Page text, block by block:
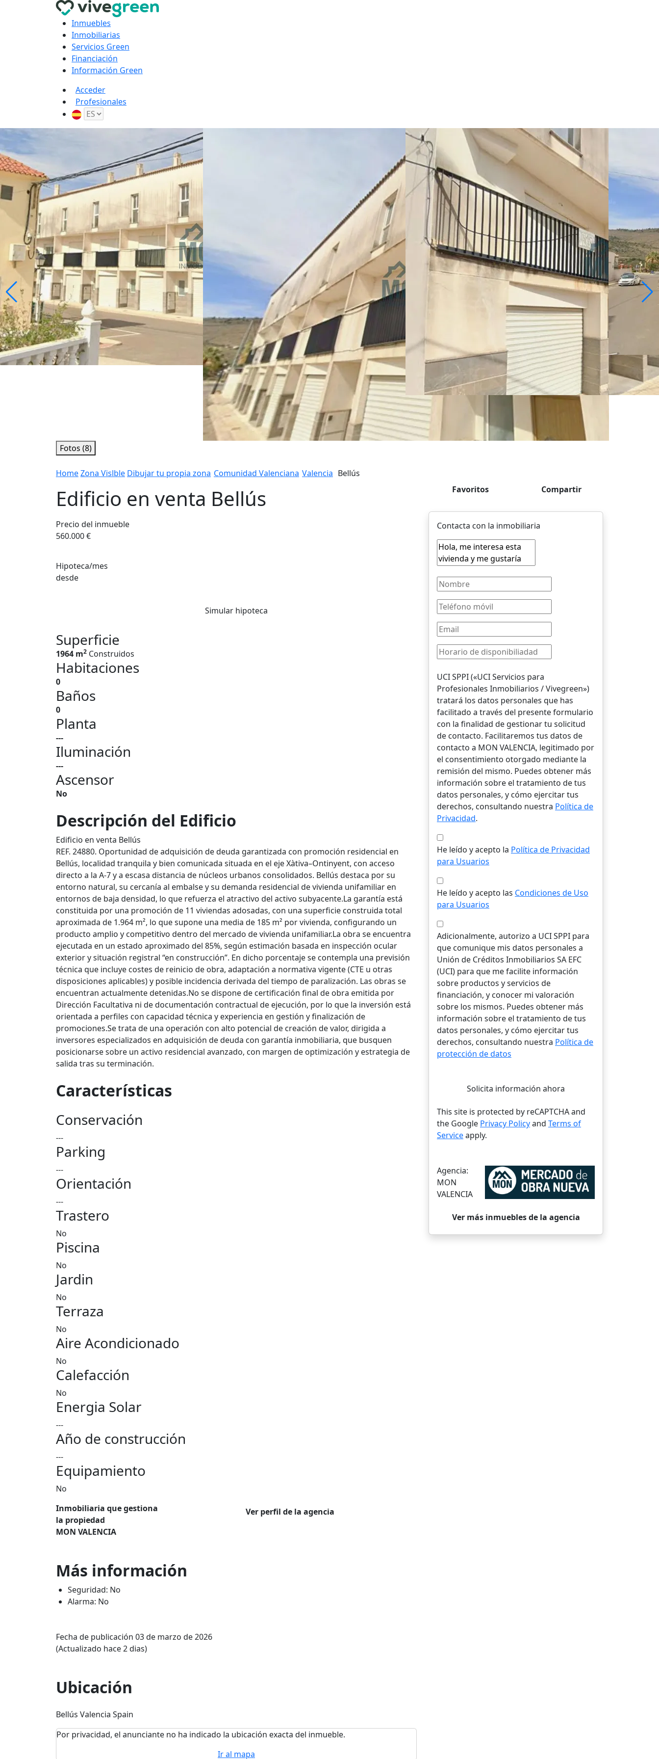
Inmuebles
Inmobiliarias
Servicios Green
Financiación
Información Green
Acceder
Profesionales
Fotos (8)
HomeZona Vislble Dibujar tu propia zona Comunidad Valenciana Valencia Bellús
Edificio en venta Bellús
Precio del inmueble
560.000 €
Hipoteca/mes
desde
Simular hipoteca
Superficie
1964 m2 Construidos
Habitaciones
0
Baños
0
Planta
---
Iluminación
---
Ascensor
No
Descripción del Edificio
Edificio en venta Bellús
REF. 24880. Oportunidad de adquisición de deuda garantizada con promoción residencial en
Bellús, localidad tranquila y bien comunicada situada en el eje Xàtiva–Ontinyent, con acceso
directo a la A-7 y a escasa distancia de núcleos urbanos consolidados. Bellús destaca por su
entorno natural, su cercanía al embalse y su demanda residencial de vivienda unifamiliar en
entornos de baja densidad, lo que refuerza el atractivo del activo subyacente.La garantía está
constituida por una promoción de 11 viviendas adosadas, con una superficie construida total
aproximada de 1.964 m², lo que supone una media de 185 m² por vivienda, configurando un
producto amplio y competitivo dentro del mercado de vivienda unifamiliar.La obra se encuentra
ejecutada en un estado aproximado del 85%, según estimación basada en inspección ocular
exterior y situación registral “en construcción”. En dicho porcentaje se contempla una previsión
técnica que incluye costes de reinicio de obra, adaptación a normativa vigente (CTE u otras
disposiciones aplicables) y posible incidencia derivada del tiempo de paralización. Las obras se
encuentran actualmente detenidas.No se dispone de certificación final de obra emitida por
Dirección Facultativa ni de documentación contractual de ejecución, por lo que la inversión está
orientada a perfiles con capacidad técnica y experiencia en gestión y finalización de
promociones.Se trata de una operación con alto potencial de creación de valor, dirigida a
inversores especializados en adquisición de deuda con garantía inmobiliaria, que busquen
posicionarse sobre un activo residencial avanzado, con margen de optimización y estrategia de
salida tras su terminación.
Características
Conservación
---
Parking
---
Orientación
---
Trastero
No
Piscina
No
Jardin
No
Terraza
No
Aire Acondicionado
No
Calefacción
No
Energia Solar
---
Año de construcción
---
Equipamiento
No
Inmobiliaria que gestiona
la propiedad
MON VALENCIA
Ver perfil de la agencia
Más información
Seguridad: No
Alarma: No
Fecha de publicación 03 de marzo de 2026
(Actualizado hace 2 dias)
Ubicación
Bellús Valencia Spain
Por privacidad, el anunciante no ha indicado la ubicación exacta del inmueble.
Ir al mapa
Favoritos Compartir
Contacta con la inmobiliaria
UCI SPPI («UCI Servicios para
Profesionales Inmobiliarios / Vivegreen»)
tratará los datos personales que has
facilitado a través del presente formulario
con la finalidad de gestionar tu solicitud
de contacto. Facilitaremos tus datos de
contacto a MON VALENCIA, legitimado por
el consentimiento otorgado mediante la
remisión del mismo. Puedes obtener más
información sobre el tratamiento de tus
datos personales, y cómo ejercitar tus
derechos, consultando nuestra Política de
Privacidad.
He leído y acepto la Política de Privacidad
para Usuarios
He leído y acepto las Condiciones de Uso
para Usuarios
Adicionalmente, autorizo a UCI SPPI para
que comunique mis datos personales a
Unión de Créditos Inmobiliarios SA EFC
(UCI) para que me facilite información
sobre productos y servicios de
financiación, y conocer mi valoración
sobre los mismos. Puedes obtener más
información sobre el tratamiento de tus
datos personales, y cómo ejercitar tus
derechos, consultando nuestra Política de
protección de datos
Solicita información ahora
This site is protected by reCAPTCHA and
the Google Privacy Policyand Terms of
Serviceapply.
Agencia:
MON
VALENCIA
Ver más inmuebles de la agencia